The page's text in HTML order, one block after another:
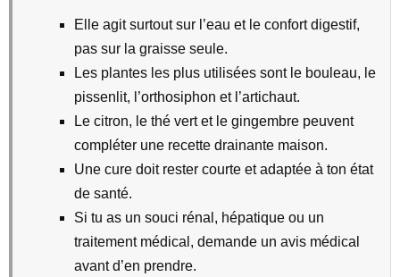
Elle agit surtout sur l’eau et le confort digestif,
pas sur la graisse seule.
Les plantes les plus utilisées sont le bouleau, le
pissenlit, l’orthosiphon et l’artichaut.
Le citron, le thé vert et le gingembre peuvent
compléter une recette drainante maison.
Une cure doit rester courte et adaptée à ton état
de santé.
Si tu as un souci rénal, hépatique ou un
traitement médical, demande un avis médical
avant d’en prendre.